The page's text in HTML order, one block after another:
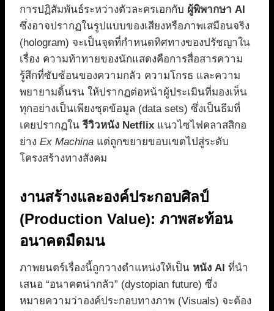
การปฏิสัมพันธ์ระหว่างตัวละครเอกกับ ผู้พิพากษา AI
ซึ่งอาจปรากฏในรูปแบบของเสียงหรือภาพเสมือนจริง
(hologram) จะเป็นจุดที่กำหนดทิศทางของปรัชญาใน
เรื่อง ความท้าทายของนักแสดงคือการสื่อสารความ
รู้สึกที่ซับซ้อนของความกลัว ความโกรธ และความ
พยายามดิ้นรน ให้ปรากฏต่อหน้าผู้ประเมินที่มองเห็น
ทุกอย่างเป็นเพียงชุดข้อมูล (data sets) ซึ่งเป็นธีมที่
เคยปรากฏในรีวิวหนัง Netflix แนวไซไฟคลาสสิกอ
ย่าง Ex Machina แต่ถูกขยายขอบเขตไปสู่ระดับ
โครงสร้างทางสังคม
งานสร้างและองค์ประกอบศิลป์
(Production Value): ภาพสะท้อน
อนาคตมืดมน
ภาพยนตร์เรื่องนี้ถูกวางตำแหน่งให้เป็น หนัง AI ที่นำ
เสนอ “อนาคตน่ากลัว” (dystopian future) ซึ่ง
หมายความว่าองค์ประกอบทางภาพ (Visuals) จะต้อง